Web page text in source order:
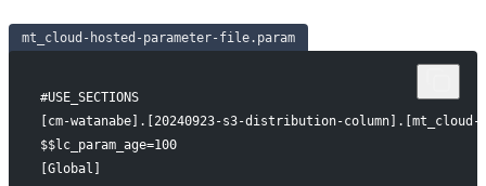
mt_cloud-hosted-parameter-file.param
#USE_SECTIONS
[cm-watanabe].[20240923-s3-distribution-
$$lc_param_age=100
[Global]